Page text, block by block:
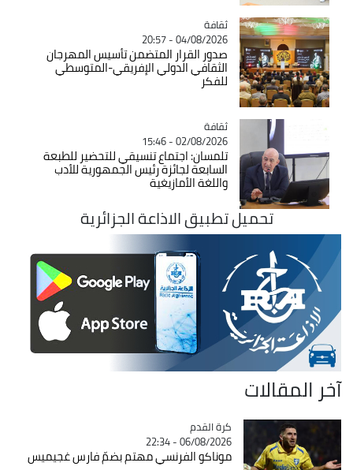
Catégorie
ثقافة
04/08/2026 - 20:57
صدور القرار المتضمن تأسيس المهرجان
الثقافي الدولي الإفريقي-المتوسطي
للفكر
Catégorie
ثقافة
02/08/2026 - 15:46
تلمسان: اجتماع تنسيقي للتحضير للطبعة
السابعة لجائزة رئيس الجمهورية للأدب
واللغة الأمازيغية
تحميل تطبيق الاذاعة الجزائرية
آخر المقالات
Catégorie
كرة القدم
06/08/2026 - 22:34
موناكو الفرنسي مهتم بضمّ فارس غجيميس